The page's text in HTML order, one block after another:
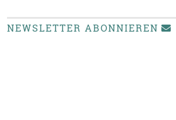
NEWSLETTER ABONNIEREN